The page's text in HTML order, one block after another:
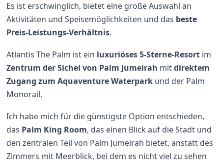
Es ist erschwinglich, bietet eine große Auswahl an
Aktivitäten und Speisemöglichkeiten und das beste
Preis-Leistungs-Verhältnis.
Atlantis The Palm ist ein luxuriöses 5-Sterne-Resort im
Zentrum der Sichel von Palm Jumeirah mitdirektem
Zugang zum Aquaventure Waterpark und der Palm
Monorail.
Ich habe mich für die günstigste Option entschieden,
das Palm King Room, das einen Blick auf die Stadt und
den zentralen Teil von Palm Jumeirah bietet, anstatt des
Zimmers mit Meerblick, bei dem es nicht viel zu sehen